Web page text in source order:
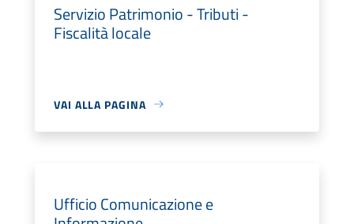
Servizio Patrimonio - Tributi -
Fiscalità locale
VAI ALLA PAGINA
Ufficio Comunicazione e